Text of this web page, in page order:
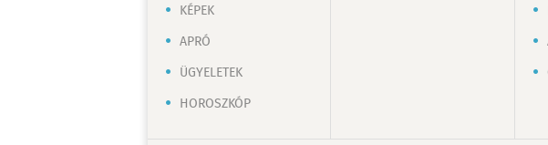
KÉPEK
APRÓ
ÜGYELETEK
HOROSZKÓP